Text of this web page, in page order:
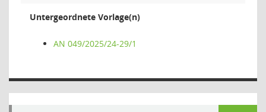
Untergeordnete Vorlage(n)
AN 049/2025/24-29/1